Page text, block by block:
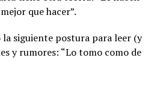
que hacer”.
la siguiente postura para leer (y
y rumores: “Lo tomo como de